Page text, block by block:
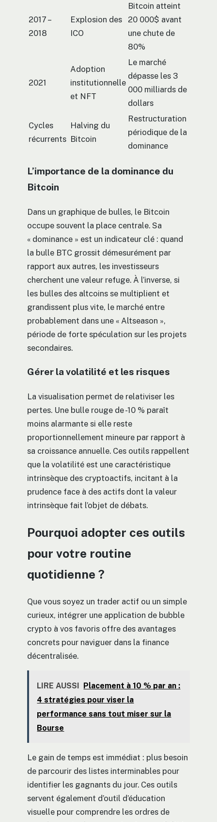
2017 –
2018
Explosion des
ICO
Bitcoin atteint
20 000$ avant
une chute de
80%
2021
Adoption
institutionnelle
et NFT
Le marché
dépasse les 3
000 milliards de
dollars
Cycles
récurrents
Halving du
Bitcoin
Restructuration
périodique de la
dominance
L’importance de la dominance du
Bitcoin
Dans un graphique de bulles, le Bitcoin
occupe souvent la place centrale. Sa
« dominance » est un indicateur clé : quand
la bulle BTC grossit démesurément par
rapport aux autres, les investisseurs
cherchent une valeur refuge. À l’inverse, si
les bulles des altcoins se multiplient et
grandissent plus vite, le marché entre
probablement dans une « Altseason »,
période de forte spéculation sur les projets
secondaires.
Gérer la volatilité et les risques
La visualisation permet de relativiser les
pertes. Une bulle rouge de -10 % paraît
moins alarmante si elle reste
proportionnellement mineure par rapport à
sa croissance annuelle. Ces outils rappellent
que la volatilité est une caractéristique
intrinsèque des cryptoactifs, incitant à la
prudence face à des actifs dont la valeur
intrinsèque fait l’objet de débats.
Pourquoi adopter ces outils
pour votre routine
quotidienne ?
Que vous soyez un trader actif ou un simple
curieux, intégrer une application de bubble
crypto à vos favoris offre des avantages
concrets pour naviguer dans la finance
décentralisée.
LIRE AUSSI Placement à 10 % par an :
4 stratégies pour viser la
performance sans tout miser sur la
Bourse
Le gain de temps est immédiat : plus besoin
de parcourir des listes interminables pour
identifier les gagnants du jour. Ces outils
servent également d’outil d’éducation
visuelle pour comprendre les ordres de